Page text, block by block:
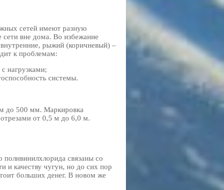
сетей имеют разную
сети вне дома. Во избежание
внутренние, рыжий (коричневый) –
к проблемам:
нагрузками;
системы.
до 500 мм. Маркировка
от 0,5 м до 6,0 м.
поливинилхлорида связаны со
и качеству чугун, но до сих пор
больших денег. В новом же